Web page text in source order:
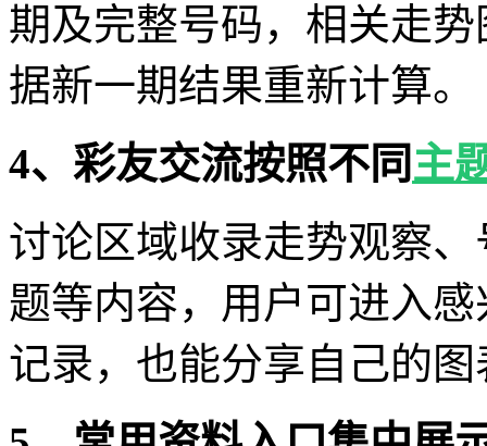
期及完整号码，相关走
据新一期结果重新计算。
4、彩友交流按照不同主
讨论区域收录走势观察
题等内容，用户可进入
记录，也能分享自己的